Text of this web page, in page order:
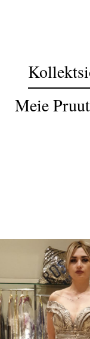
Meie